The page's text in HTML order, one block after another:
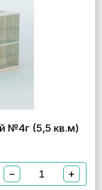
№4г (5,5 кв.м)
− +